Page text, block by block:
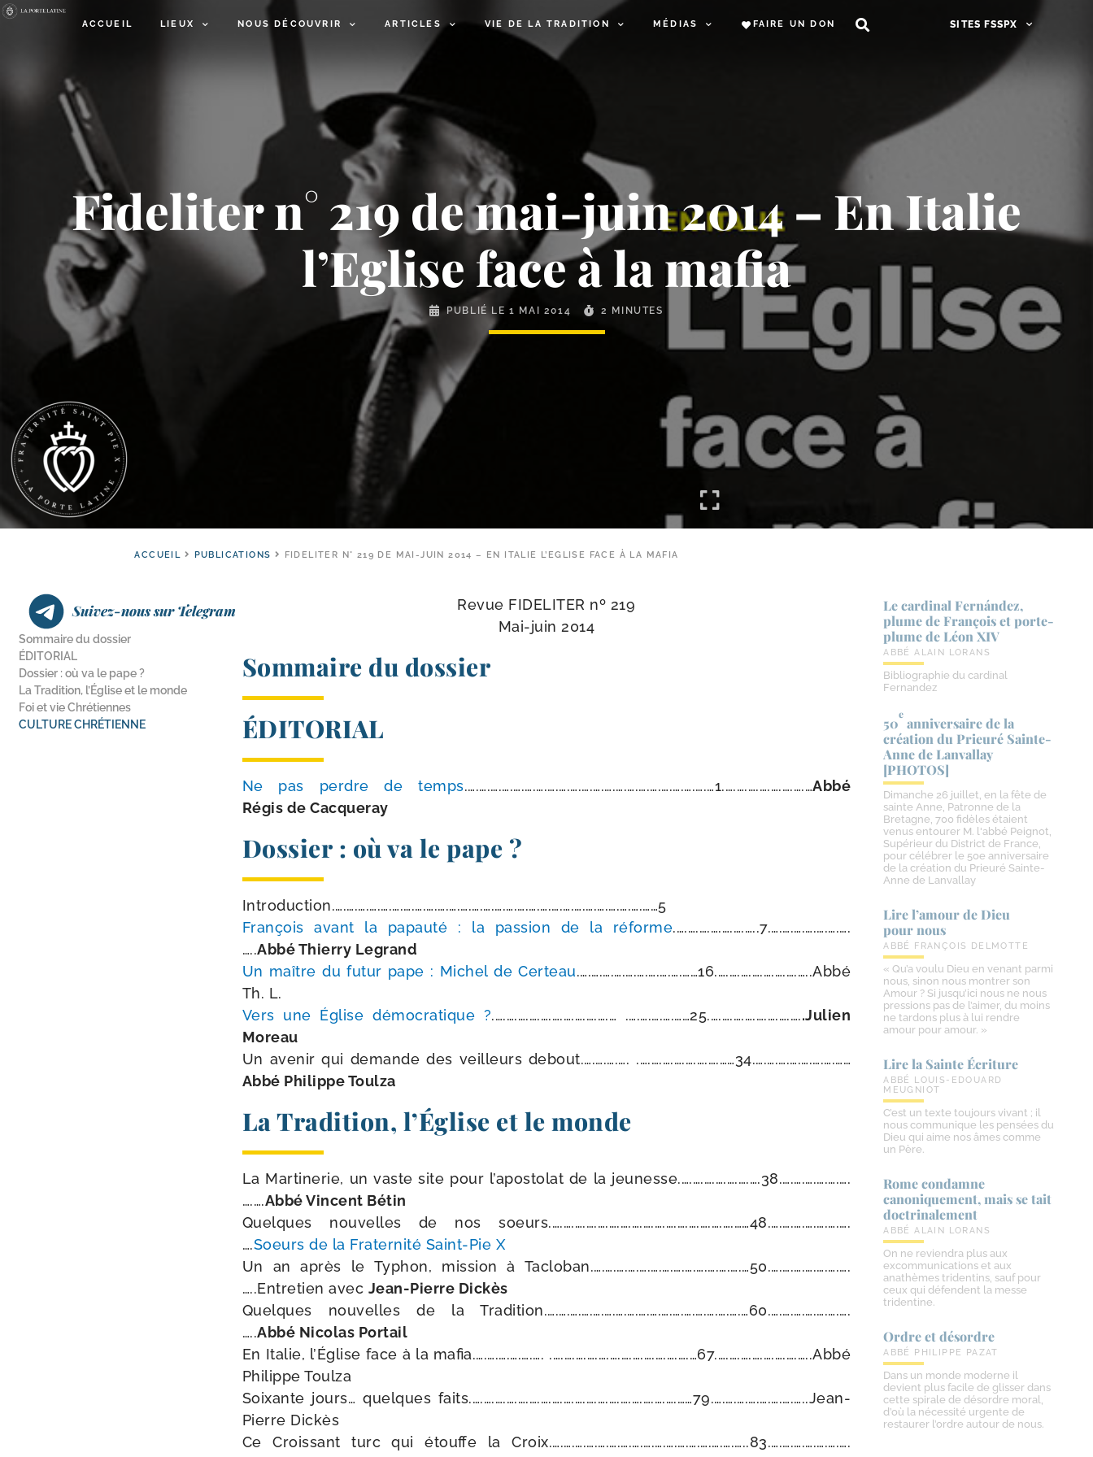
ACCUEIL LIEUX NOUS DÉCOUVRIR ARTICLES VIE DE LA TRADITION MÉDIAS FAIRE UN DON SITES FSSPX
Fideliter n° 219 de mai-​juin 2014 – En Italie
l’Eglise face à la mafia
PUBLIÉ LE1 MAI 2014 2 MINUTES
ACCUEIL PUBLICATIONS FIDELITER N° 219 DE MAI-JUIN 2014 – EN ITALIE L’EGLISE FACE À LA MAFIA
Suivez-nous sur Telegram
Sommaire du dossier
ÉDITORIAL
Dossier : où va le pape ?
La Tradition, l’Église et le monde
Foi et vie Chrétiennes
CULTURE CHRÉTIENNE
Revue FIDELITER nº 219
Mai-​juin 2014
Sommaire du dossier
ÉDITORIAL
Ne pas perdre de temps.….….….….….….….….….….….….….….….….….….….….….…1.….….….….….….….…Abbé
Régis de Cacqueray
Dossier : où va le pape ?
Introduction.….….….….….….….….….….….….….….….….….….….….….….….….….….….……5
François avant la papau­té : la pas­sion de la réforme.….….….….….….…..7.….….….….….….….
…..Abbé Thierry Legrand
Un maître du futur pape : Michel de Certeau.….….….….….….….….….……16.….….….….….….….…..Abbé
Th. L.
Vers une Église démo­cra­tique ?.….….….….….….….….….….… .….….….….……25.….….….….….….….…..Julien
Moreau
Un ave­nir qui demande des veilleurs debout.….….….…. .….….….….….….….……34.….….….….….….….……
Abbé Philippe Toulza
La Tradition, l’Église et le monde
La Martinerie, un vaste site pour l’a­pos­to­lat de la jeunesse.….….….….….….….38.….….….….….….
….….Abbé Vincent Bétin
Quelques nou­velles de nos soeurs.….….….….….….….….….….….….….….….….……48.….….….….….….….
….Soeurs de la Fraternité Saint-​Pie X
Un an après le Typhon, mis­sion à Tacloban.….….….….….….….….….….….….….…50.….….….….….….….
…..Entretien avec Jean-​Pierre Dickès
Quelques nou­velles de la Tradition.….….….….….….….….….….….….….….….….….…60.….….….….….….….
…..Abbé Nicolas Portail
En Italie, l’Église face à la mafia.….….….….….…. .….….….….….….….….….….….….…67.….….….….….….….…..Abbé
Philippe Toulza
Soixante jours… quelques faits.….….….….….….….….….….….….….….….….….….……79.….….….….….….….…..Jean-
Pierre Dickès
Ce Croissant turc qui étouffe la Croix.….….….….….….….….….….….….….….….….…..83.….….….….….….….
Le cardinal Fernández,
plume de François et porte-​
plume de Léon XIV
ABBÉ ALAIN LORANS
Bibliographie du cardinal
Fernandez
50
e
anniversaire de la
création du Prieuré Sainte-​
Anne de Lanvallay
[PHOTOS]
Dimanche 26 juillet, en la fête de
sainte Anne, Patronne de la
Bretagne, 700 fidèles étaient
venus entourer M. l'abbé Peignot,
Supérieur du District de France,
pour célébrer le 50e anniversaire
de la création du Prieuré Sainte-
Anne de Lanvallay
Lire l’amour de Dieu
pour nous
ABBÉ FRANÇOIS DELMOTTE
« Qu’a voulu Dieu en venant parmi
nous, sinon nous montrer son
Amour ? Si jusqu’ici nous ne nous
pressions pas de l’aimer, du moins
ne tardons plus à lui rendre
amour pour amour. »
Lire la Sainte Écriture
ABBÉ LOUIS-EDOUARD
MEUGNIOT
C’est un texte toujours vivant ; il
nous communique les pensées du
Dieu qui aime nos âmes comme
un Père.
Rome condamne
canoniquement, mais se tait
doctrinalement
ABBÉ ALAIN LORANS
On ne reviendra plus aux
excommunications et aux
anathèmes tridentins, sauf pour
ceux qui défendent la messe
tridentine.
Ordre et désordre
ABBÉ PHILIPPE PAZAT
Dans un monde moderne il
devient plus facile de glisser dans
cette spirale de désordre moral,
d’où la nécessité urgente de
restaurer l’ordre autour de nous.